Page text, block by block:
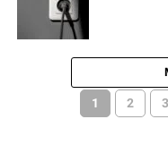
1 2 3